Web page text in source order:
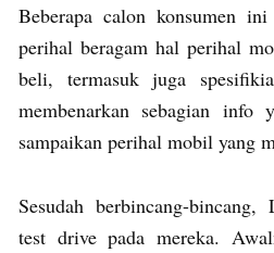
Beberapa calon konsumen ini
perihal beragam hal perihal
beli, termasuk juga
membenarkan sebagian info
sampaikan perihal mobil yang
Sesudah berbincang-
test drive pada mereka.